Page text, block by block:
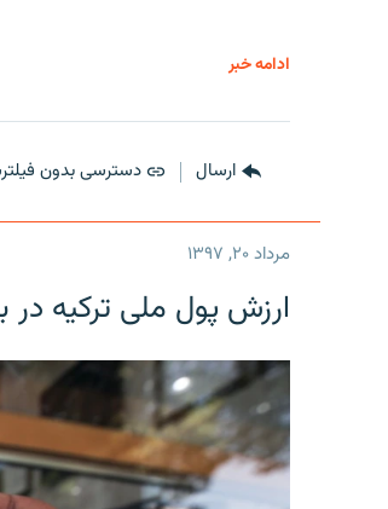
ادامه خبر
ارسال دسترسی بدون
مرداد ۲۰, ۱۳۹۷
ارزش پول ملی ترکیه در برابر